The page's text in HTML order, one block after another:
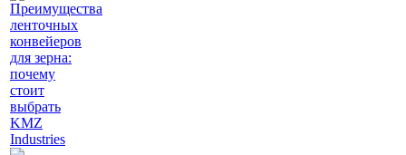
Преимущества
ленточных
конвейеров
для зерна:
почему
стоит
выбрать
KMZ
Industries